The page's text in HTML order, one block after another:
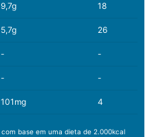
9,7g 18
5,7g 26
- -
- -
101mg 4
base em uma dieta de 2.000kcal